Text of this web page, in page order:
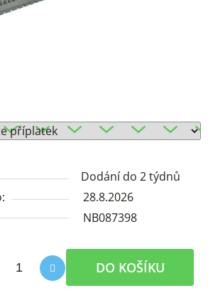
Dodání do 2 týdnů
28.8.2026
NB087398
DO KOŠÍKU